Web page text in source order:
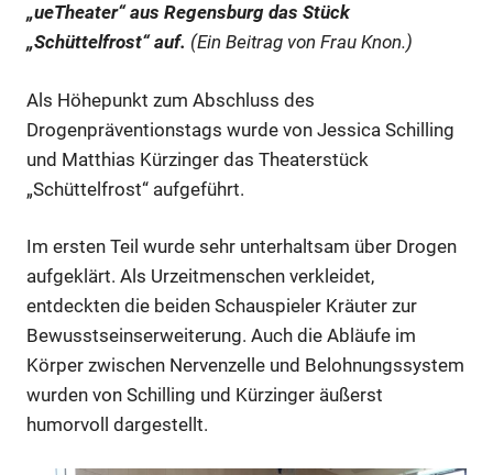
„ueTheater“ aus Regensburg das Stück
„Schüttelfrost“ auf. (Ein Beitrag von Frau Knon.)
Als Höhepunkt zum Abschluss des
Drogenpräventionstags wurde von Jessica Schilling
und Matthias Kürzinger das Theaterstück
„Schüttelfrost“ aufgeführt.
Im ersten Teil wurde sehr unterhaltsam über Drogen
aufgeklärt. Als Urzeitmenschen verkleidet,
entdeckten die beiden Schauspieler Kräuter zur
Bewusstseinserweiterung. Auch die Abläufe im
Körper zwischen Nervenzelle und Belohnungssystem
wurden von Schilling und Kürzinger äußerst
humorvoll dargestellt.